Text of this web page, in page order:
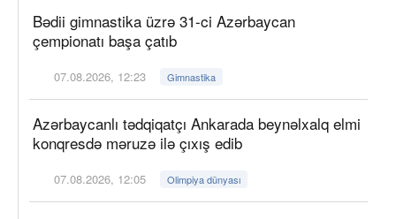
Bədii gimnastika üzrə 31-ci Azərbaycan
çempionatı başa çatıb
07.08.2026, 12:23 Gimnastika
Azərbaycanlı tədqiqatçı Ankarada beynəlxalq elmi
konqresdə məruzə ilə çıxış edib
07.08.2026, 12:05 Olimpiya dünyası